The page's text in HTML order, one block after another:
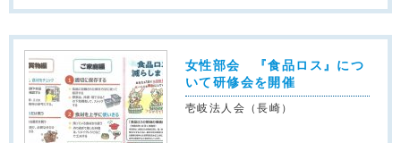
女性部会 『食品ロス』につ
いて研修会を開催
壱岐法人会（長崎）